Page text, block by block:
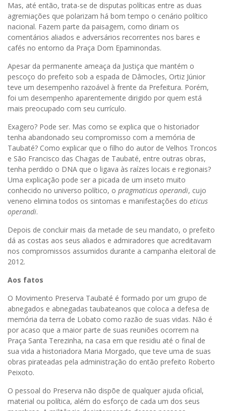
Mas, até então, trata-se de disputas políticas entre as duas
agremiações que polarizam há bom tempo o cenário político
nacional. Fazem parte da paisagem, como diriam os
comentários aliados e adversários recorrentes nos bares e
cafés no entorno da Praça Dom Epaminondas.
Apesar da permanente ameaça da Justiça que mantém o
pescoço do prefeito sob a espada de Dâmocles, Ortiz Júnior
teve um desempenho razoável à frente da Prefeitura. Porém,
foi um desempenho aparentemente dirigido por quem está
mais preocupado com seu currículo.
Exagero? Pode ser. Mas como se explica que o historiador
tenha abandonado seu compromisso com a memória de
Taubaté? Como explicar que o filho do autor de Velhos Troncos
e São Francisco das Chagas de Taubaté, entre outras obras,
tenha perdido o DNA que o ligava às raízes locais e regionais?
Uma explicação pode ser a picada de um inseto muito
conhecido no universo político, o pragmaticus operandi, cujo
veneno elimina todos os sintomas e manifestações do eticus
operandi.
Depois de concluir mais da metade de seu mandato, o prefeito
dá as costas aos seus aliados e admiradores que acreditavam
nos compromissos assumidos durante a campanha eleitoral de
2012.
Aos fatos
O Movimento Preserva Taubaté é formado por um grupo de
abnegados e abnegadas taubateanos que coloca a defesa de
memória da terra de Lobato como razão de suas vidas. Não é
por acaso que a maior parte de suas reuniões ocorrem na
Praça Santa Terezinha, na casa em que residiu até o final de
sua vida a historiadora Maria Morgado, que teve uma de suas
obras pirateadas pela administração do então prefeito Roberto
Peixoto.
O pessoal do Preserva não dispõe de qualquer ajuda oficial,
material ou política, além do esforço de cada um dos seus